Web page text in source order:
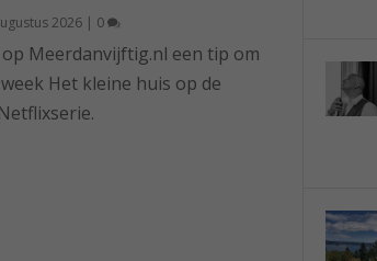
2026 | 0
op Meerdanvijftig.nl een tip om
Het kleine huis op de